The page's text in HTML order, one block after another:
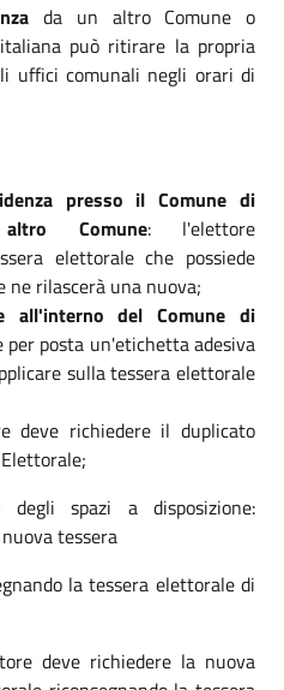
da un altro Comune o
può ritirare la propria
uffici comunali negli orari di
presso il Comune di
Comune: l'elettore
elettorale che possiede
rilascerà una nuova;
all'interno del Comune di
posta un'etichetta adesiva
sulla tessera elettorale
deve richiedere il duplicato
spazi a disposizione:
tessera
la tessera elettorale di
deve richiedere la nuova